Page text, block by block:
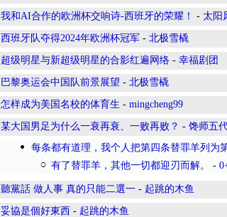
我和AI合作的欧洲杯交响诗-西班牙的荣耀！ - 太阳
西班牙队夺得2024年欧洲杯冠军 - 北极雪橇
超级明星与新超级明星的合影红遍网络 - 幸福剧团
巴黎奥运会中国队前景展望 - 北极雪橇
怎样成为美国名校的体育生 - mingcheng99
某大国男足为什么一衰再衰、一败再败？ - 馋师五
每条都有道理，我个人把第四条替罪羊列为第
有了替罪羊，其他一切都迎刃而解。 -
聽黨話 做人事 真的只能二選一 - 起跳的木鱼
妥協是個好東西 - 起跳的木鱼